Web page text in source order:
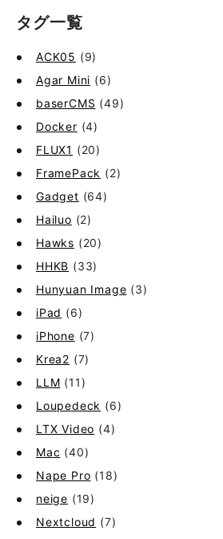
タグ一覧
ACK05 (9)
Agar Mini (6)
baserCMS (49)
Docker (4)
FLUX1 (20)
FramePack (2)
Gadget (64)
Hailuo (2)
Hawks (20)
HHKB (33)
Hunyuan Image (3)
iPad (6)
iPhone (7)
Krea2 (7)
LLM (11)
Loupedeck (6)
LTX Video (4)
Mac (40)
Nape Pro (18)
neige (19)
Nextcloud (7)